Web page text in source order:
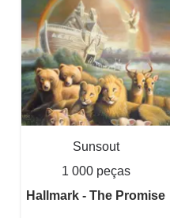
Sunsout
1 000 peças
Hallmark - The Promise